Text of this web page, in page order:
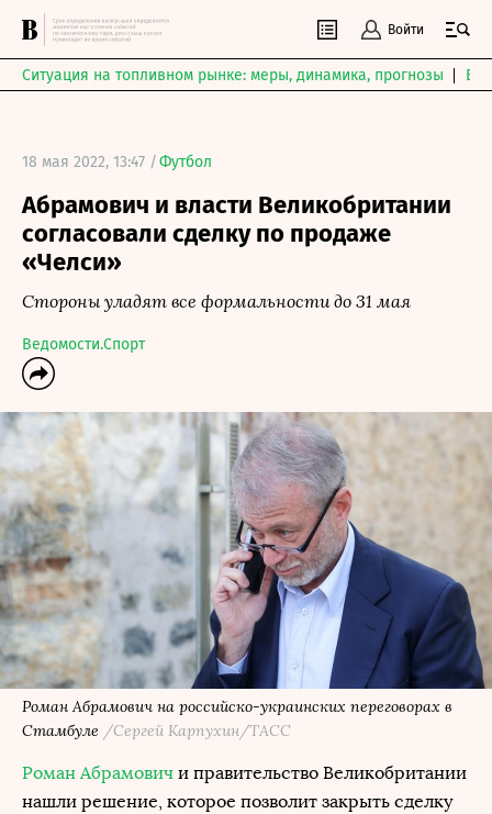
Войти
Ситуация на топливном рынке: меры, динамика, прогнозы
18 мая 2022, 13:47 /Футбол
Абрамович и власти Великобритании
согласовали сделку по продаже
«Челси»
Стороны уладят все формальности до 31 мая
Ведомости.Спорт
Роман Абрамович на российско-украинских переговорах в
Стамбуле /Сергей Карпухин/ТАСС
Роман Абрамович и правительство Великобритании
нашли решение, которое позволит закрыть сделку